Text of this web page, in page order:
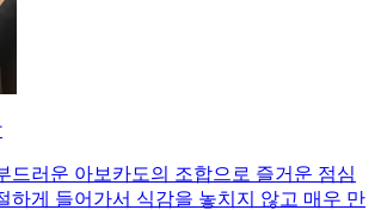
드러운 아보카도의 조합으로 즐거운 점심
하게 들어가서 식감을 놓치지 않고 매우 만